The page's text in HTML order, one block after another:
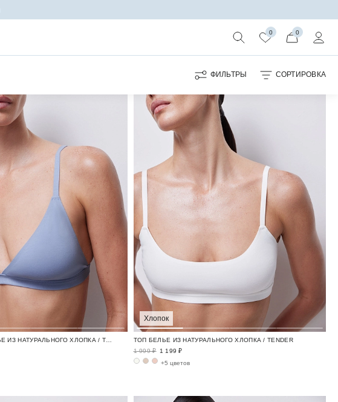
0 0
ФИЛЬТРЫ СОРТИРОВКА
Хлопок
ТОП БЕЛЬЕ ИЗ НАТУРАЛЬНОГО ХЛОПКА / TENDER
1 999 ₽ 1 199 ₽
+5 цветов